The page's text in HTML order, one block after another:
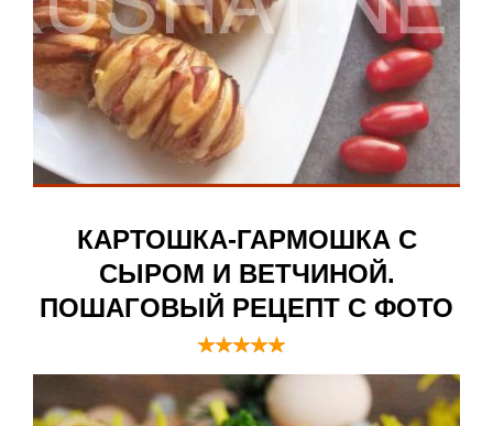
КАРТОШКА-ГАРМОШКА С
СЫРОМ И ВЕТЧИНОЙ.
ПОШАГОВЫЙ РЕЦЕПТ С ФОТО